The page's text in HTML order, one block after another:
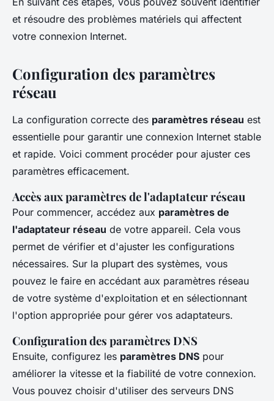
et résoudre des problèmes matériels qui affectent
votre connexion Internet.
Configuration des paramètres
réseau
La configuration correcte des paramètres réseau est
essentielle pour garantir une connexion Internet stable
et rapide. Voici comment procéder pour ajuster ces
paramètres efficacement.
Accès aux paramètres de l'adaptateur réseau
Pour commencer, accédez aux paramètres de
l'adaptateur réseau de votre appareil. Cela vous
permet de vérifier et d'ajuster les configurations
nécessaires. Sur la plupart des systèmes, vous
pouvez le faire en accédant aux paramètres réseau
de votre système d'exploitation et en sélectionnant
l'option appropriée pour gérer vos adaptateurs.
Configuration des paramètres DNS
Ensuite, configurez les paramètres DNS pour
améliorer la vitesse et la fiabilité de votre connexion.
Vous pouvez choisir d'utiliser des serveurs DNS